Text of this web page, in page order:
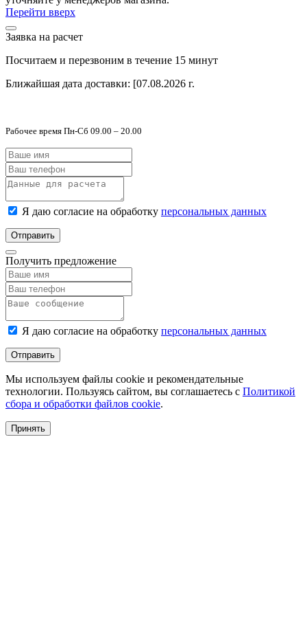
Перейти вверх
Заявка на расчет
Посчитаем и перезвоним в течение 15 минут
Ближайшая дата доставки: [07.08.2026 г.
Рабочее время Пн-Сб 09.00 – 20.00
Я даю согласие на обработку персональных данных
Отправить
Получить предложение
Я даю согласие на обработку персональных данных
Отправить
Мы используем файлы cookie и рекомендательные
технологии. Пользуясь сайтом, вы соглашаетесь с Политикой
сбора и обработки файлов cookie.
Принять